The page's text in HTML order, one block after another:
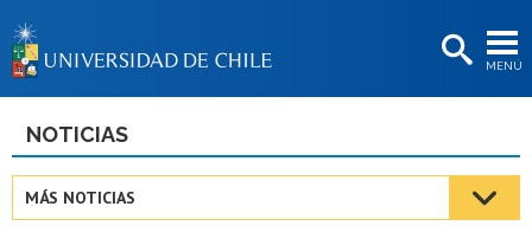
MENÚ
BIBLIOTECAS
Estudiantes
NOTICIAS
MÁS NOTICIAS